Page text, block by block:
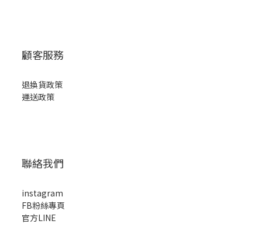
顧客服務
退換貨政策
運送政策
聯絡我們
instagram
FB粉絲專頁
官方LINE